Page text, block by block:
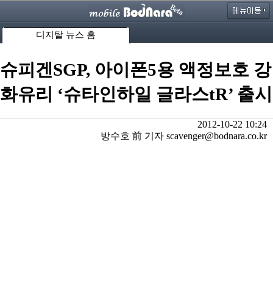
디지탈 뉴스 홈
슈피겐SGP, 아이폰5용 액정보호 강
화유리 ‘슈타인하일 글라스tR’ 출시
2012-10-22 10:24
방수호 前 기자 scavenger@bodnara.co.kr